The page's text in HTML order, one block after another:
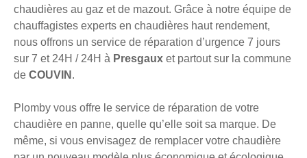
chaudières au gaz et de mazout. Grâce à notre équipe de
chauffagistes experts en chaudières haut rendement,
nous offrons un service de réparation d’urgence 7 jours
sur 7 et 24H / 24H à Presgaux et partout sur la commune
de COUVIN .
Plomby vous offre le service de réparation de votre
chaudière en panne, quelle qu’elle soit sa marque. De
même, si vous envisagez de remplacer votre chaudière